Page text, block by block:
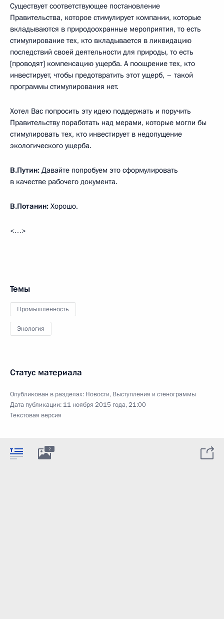
Существует соответствующее постановление
Правительства, которое стимулирует компании, которые
вкладываются в природоохранные мероприятия, то есть
стимулирование тех, кто вкладывается в ликвидацию
последствий своей деятельности для природы, то есть
[проводят] компенсацию ущерба. А поощрение тех, кто
инвестирует, чтобы предотвратить этот ущерб, – такой
программы стимулирования нет.
Хотел Вас попросить эту идею поддержать и поручить
Правительству поработать над мерами, которые могли бы
стимулировать тех, кто инвестирует в недопущение
экологического ущерба.
В.Путин: Давайте попробуем это сформулировать
в качестве рабочего документа.
В.Потанин: Хорошо.
<…>
Темы
Промышленность
Экология
Статус материала
Опубликован в разделах: Новости, Выступления и стенограммы
Дата публикации: 11 ноября 2015 года, 21:00
Текстовая версия
2